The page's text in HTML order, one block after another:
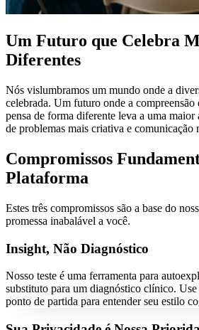
Um Futuro que Celebra
Diferentes
Nós vislumbramos um mundo onde a
celebrada. Um futuro onde a compreensão
pensa de forma diferente leva a uma maior
de problemas mais criativa e comunicação
Compromissos
Plataforma
Estes três compromissos são a base do
promessa inabalável a você.
Insight, Não Diagnóstico
Nosso teste é uma ferramenta para
substituto para um diagnóstico clínico.
ponto de partida para entender seu estilo